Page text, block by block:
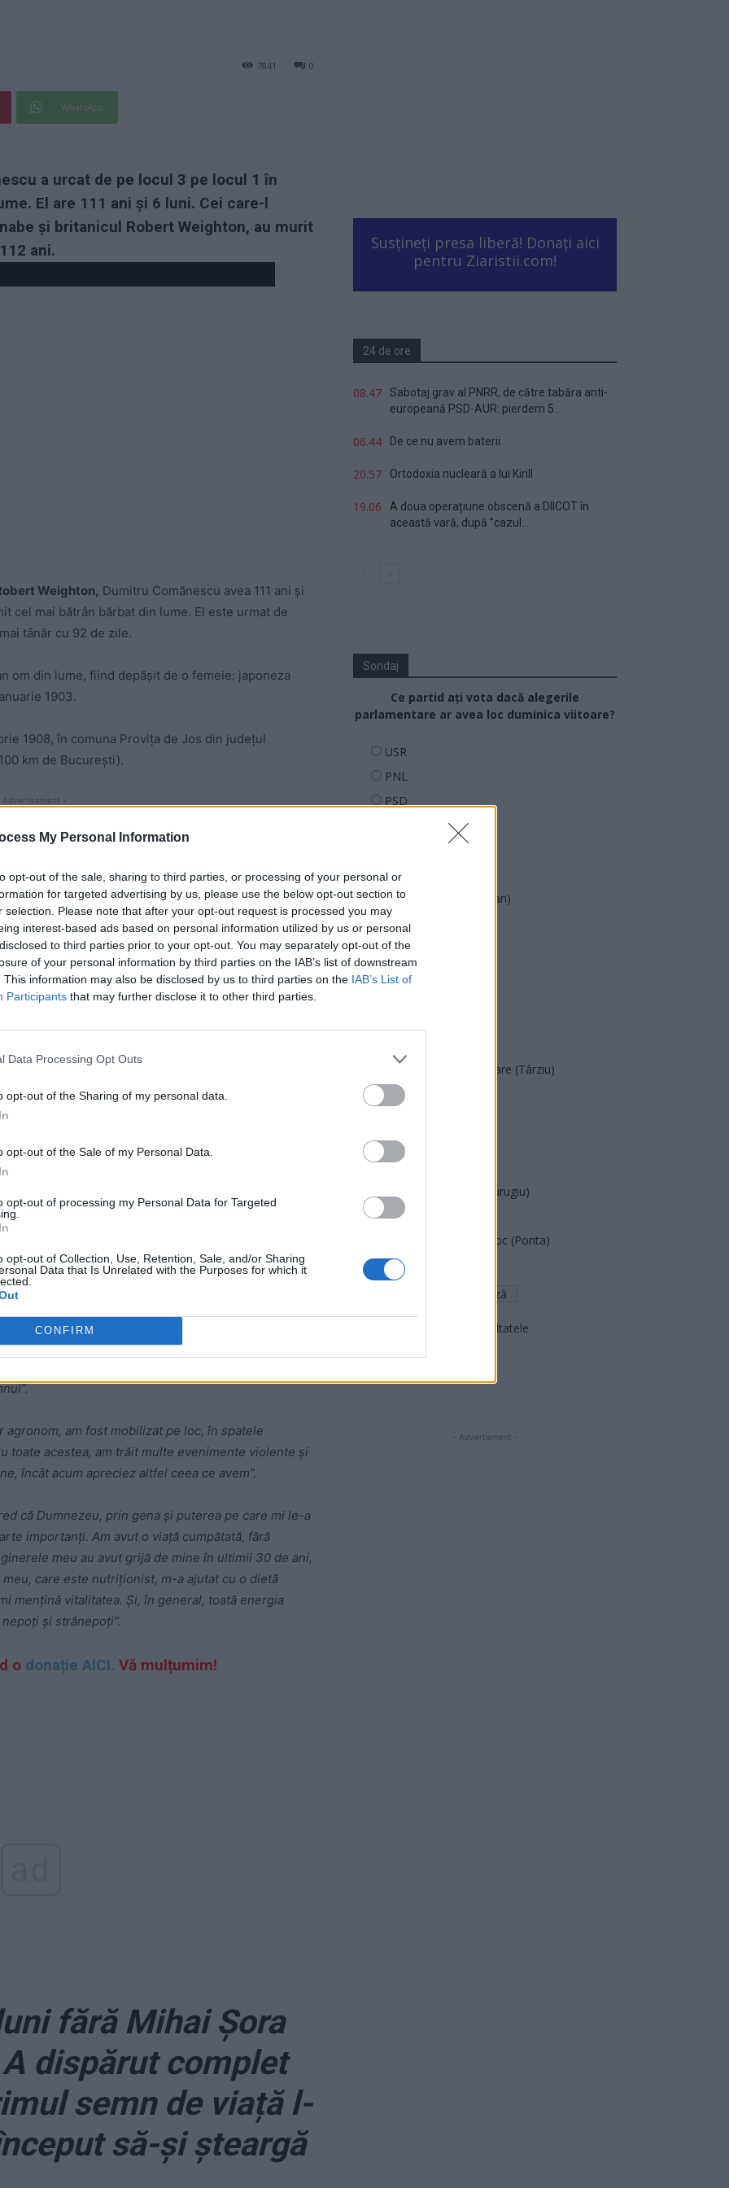
My Personal Information
opt-out of the sale, sharing to third parties, or processing of your personal or
for targeted advertising by us, please use the below opt-out section to
selection. Please note that after your opt-out request is processed you may
interest-based ads based on personal information utilized by us or personal
to third parties prior to your opt-out. You may separately opt-out of the
of your personal information by third parties on the IAB’s list of downstream
This information may also be disclosed by us to third parties on the IAB’s List of
Participants that may further disclose it to other third parties.
Data Processing Opt Outs
opt-out of the Sharing of my personal data.
opt-out of the Sale of my Personal Data.
opt-out of processing my Personal Data for Targeted
opt-out of Collection, Use, Retention, Sale, and/or Sharing
Data that Is Unrelated with the Purposes for which it
CONFIRM
0
7841
WhatsApp
a urcat de pe locul 3 pe locul 1 în
El are 111 ani și 6 luni. Cei care-l
și britanicul Robert Weighton, au murit
ani.
Weighton, Dumitru Comănescu avea 111 ani și
cel mai bătrân bărbat din lume. El este urmat de
tânăr cu 92 de zile.
om din lume, fiind depășit de o femeie: japoneza
1903.
1908, în comuna Provița de Jos din județul
km de Bucureşti).
Advertisement -
Agronomic, având profesori iluștri, precum
l-a avut ca mentor pe fondatorul Institutului de
70 de ani. De multe decenii locuiește în București.
m-a ajutat cu o dietă specială”
două războaie mondiale.
6 ani, nu îmi aduc aminte prea mult. Noi eram la ţară
însă, îmi aduc aminte de Marea Unire, când toţi
agronom, am fost mobilizat pe loc, în spatele
toate acestea, am trăit multe evenimente violente şi
încât acum apreciez altfel ceea ce avem”.
că Dumnezeu, prin gena şi puterea pe care mi le-a
importanţi. Am avut o viaţă cumpătată, fără
meu au avut grijă de mine în ultimii 30 de ani,
care este nutriţionist, m-a ajutat cu o dietă
menţină vitalitatea. Şi, în general, toată energia
şi strănepoţi”.
o donație AICI. Vă mulțumim!
fără Mihai Șora
dispărut complet
semn de viață l-
să-și șteargă
Susțineți presa liberă! Donați aici
pentru Ziaristii.com!
24 de ore
08.47
Sabotaj grav al PNRR, de către tabăra anti-
europeană PSD-AUR: pierdem 5...
06.44 De ce nu avem baterii
20.57 Ortodoxia nucleară a lui Kirill
19.06
A doua operațiune obscenă a DIICOT în
această vară, după ”cazul...
Sondaj
Ce partid ați vota dacă alegerile
parlamentare ar avea loc duminica viitoare?
USR
PNL
PSD
PMP (Tomac)
Forța Dreptei (L. Orban)
PNȚMM
REPER
SENS
Acțiunea Conservatoare (Târziu)
PDF (Lazarus)
PNȚCD (Pavelescu)
PNCR (Terheș)
Partidul Patrioților (Surugiu)
FAR (Coarnă)
România pe Primul Loc (Ponta)
Altul
Arată rezultatele
- Advertisment -